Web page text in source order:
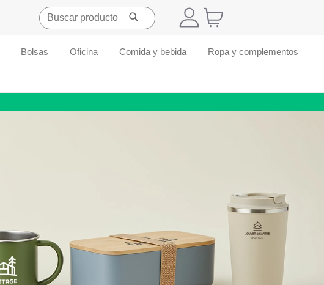
Bolsas Oficina Comida y bebida Ropa y complementos